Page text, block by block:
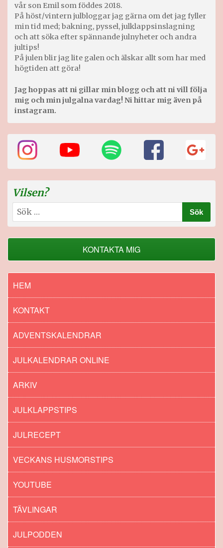
vår son Emil som föddes 2018.
På höst/vintern julbloggar jag gärna om det jag fyller
min tid med; bakning, pyssel, julklappsinslagning
och att söka efter spännande julnyheter och andra
jultips!
På julen blir jag lite galen och älskar allt som har med
högtiden att göra!
Jag hoppas att ni gillar min blogg och att ni vill följa
mig och min julgalna vardag! Ni hittar mig även på
instagram.
Vilsen?
Sök
efter:
KONTAKTA MIG
HEM
KONTAKT
ADVENTSKALENDRAR
JULKALENDRAR ONLINE
ARKIV
JULKLAPPSTIPS
JULRECEPT
VECKANS HUSMORSTIPS
YOUTUBE
TÄVLINGAR
JULPODDEN